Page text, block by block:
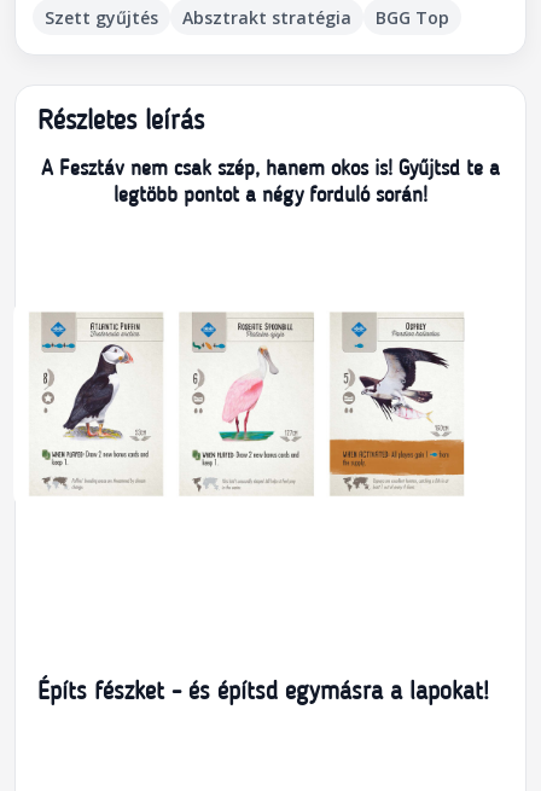
Szett gyűjtés Absztrakt stratégia BGG Top
Részletes leírás
A Fesztáv nem csak szép, hanem okos is! Gyűjtsd te a
legtöbb pontot a négy forduló során!
Építs fészket - és építsd egymásra a lapokat!